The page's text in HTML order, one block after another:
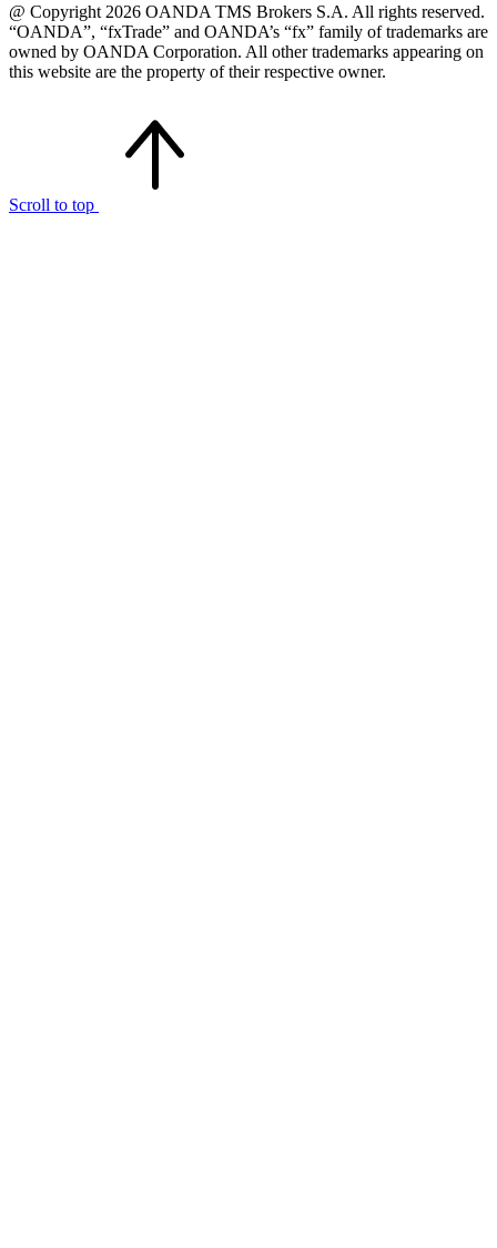
@ Copyright 2026 OANDA TMS Brokers S.A. All rights reserved.
“OANDA”, “fxTrade” and OANDA’s “fx” family of trademarks are
owned by OANDA Corporation. All other trademarks appearing on
this website are the property of their respective owner.
Scroll to top